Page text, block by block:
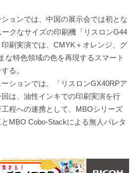
ョンでは、中国の展示会では初とな
クなサイズの印刷機「リスロンG44
刷実演では、CMYK＋オレンジ、グ
な特色領域の色を再現するスマート
る。
ションでは、「リスロンGX40RPア
は、油性インキでの印刷実演を行
程への連携として、MBOシリーズ
MBO Cobo-Stackによる無人パレタ